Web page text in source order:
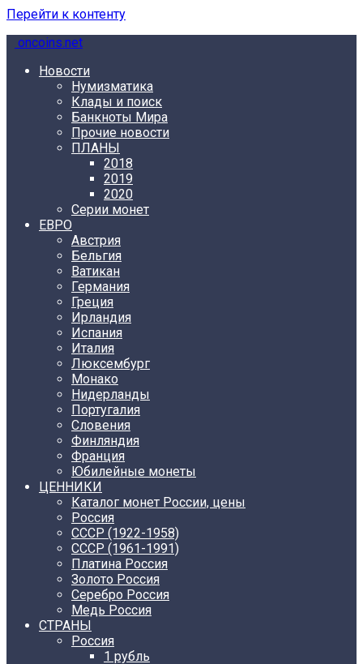
Перейти к контенту
oncoins.net
Новости
Нумизматика
Клады и поиск
Банкноты Мира
Прочие новости
ПЛАНЫ
2018
2019
2020
Серии монет
ЕВРО
Австрия
Бельгия
Ватикан
Германия
Греция
Ирландия
Испания
Италия
Люксембург
Монако
Нидерланды
Португалия
Словения
Финляндия
Франция
Юбилейные монеты
ЦЕННИКИ
Каталог монет России, цены
Россия
СССР (1922-1958)
CCCР (1961-1991)
Платина Россия
Золото Россия
Серебро Россия
Медь Россия
СТРАНЫ
Россия
1 рубль